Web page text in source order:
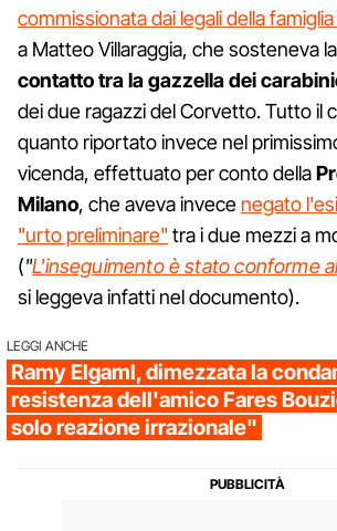
commissionata dai legali della
a Matteo Villaraggia, che sosteneva
contatto tra la gazzella dei
dei due ragazzi del Corvetto. Tutto il
quanto riportato invece nel
vicenda, effettuato per conto della
Milano, che aveva invece negato
"urto preliminare" tra i due mezzi a
("L'inseguimento è stato conforme
si leggeva infatti nel documento).
LEGGI ANCHE
Ramy Elgaml, dimezzata la
resistenza dell'amico Fares
solo reazione irrazionale"